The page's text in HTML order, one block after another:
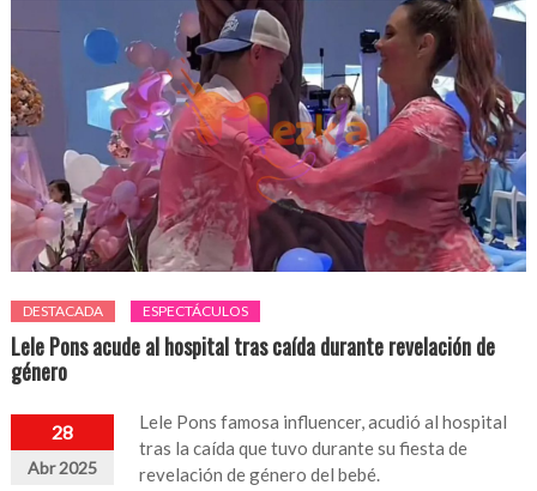
DESTACADA ESPECTÁCULOS
Lele Pons acude al hospital tras caída durante revelación de
género
28
Abr 2025
Lele Pons famosa influencer, acudió al hospital
tras la caída que tuvo durante su fiesta de
revelación de género del bebé.